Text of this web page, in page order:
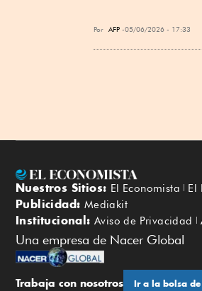
Por AFP 05/06/2026 - 17:33
Nuestros Sitios: El Economista El
Publicidad: Mediakit
Institucional: Aviso de Privacidad
Una empresa de Nacer Global
Trabaja con nosotros Ir a la bolsa